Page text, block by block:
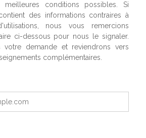
conditions possibles. Si
des informations contraires à
nous vous remercions
ci-dessous pour nous le signaler.
votre demande et reviendrons vers
complémentaires.